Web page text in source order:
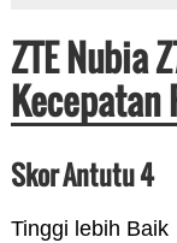
ZTE Nubia
Kecepatan
Skor Antutu 4
Tinggi lebih Baik